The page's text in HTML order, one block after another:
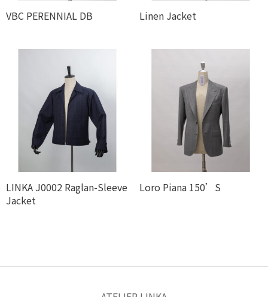
VBC PERENNIAL DB Linen Jacket
LINKA J0002 Raglan-Sleeve
Jacket
Loro Piana 150’S